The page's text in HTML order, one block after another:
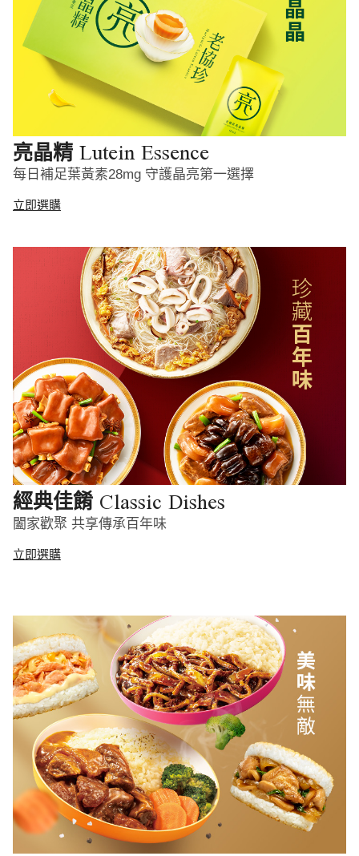
亮晶精 Lutein Essence
每日補足葉黃素28mg 守護晶亮第一選擇
立即選購
經典佳餚 Classic Dishes
闔家歡聚 共享傳承百年味
立即選購